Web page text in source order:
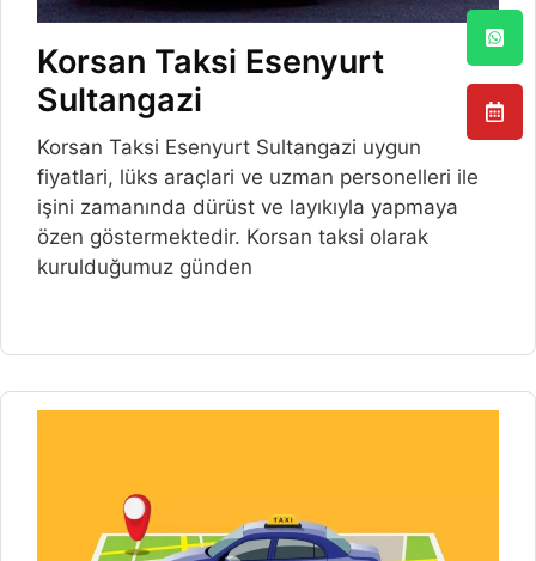
Korsan Taksi Esenyurt
Sultangazi
Korsan Taksi Esenyurt Sultangazi uygun
fiyatlari, lüks araçlari ve uzman personelleri ile
işini zamanında dürüst ve layıkıyla yapmaya
özen göstermektedir. Korsan taksi olarak
kurulduğumuz günden